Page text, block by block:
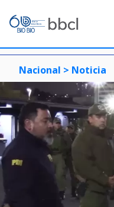
Nacional > Noticia